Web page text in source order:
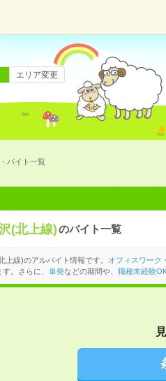
エリア変更
バイト一覧
(北上線)のバイト一覧
上線)のアルバイト情報です。 オフィスワーク
。さらに、
単発などの期間や、 職種未経験